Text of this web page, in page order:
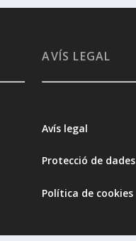
AVÍS LEGAL
Avís legal
Protecció de dades
Política de cookies